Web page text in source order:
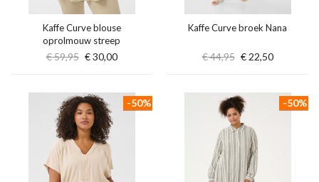
Kaffe Curve blouse
oprolmouw streep
€ 59,95 € 30,00
Kaffe Curve broek Nana
€ 44,95 € 22,50
-50% -50%